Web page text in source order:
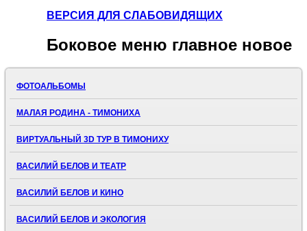
ВЕРСИЯ ДЛЯ СЛАБОВИДЯЩИХ
Боковое меню главное новое
ФОТОАЛЬБОМЫ
МАЛАЯ РОДИНА - ТИМОНИХА
ВИРТУАЛЬНЫЙ 3D ТУР В ТИМОНИХУ
ВАСИЛИЙ БЕЛОВ И ТЕАТР
ВАСИЛИЙ БЕЛОВ И КИНО
ВАСИЛИЙ БЕЛОВ И ЭКОЛОГИЯ